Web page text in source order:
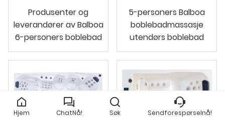
Produsenter og
leverandører av Balboa
6-personers boblebad
5-personers Balboa
boblebadmassasje
utendørs boblebad
Hjem ChatNå! Søk Sendforespørselnå!